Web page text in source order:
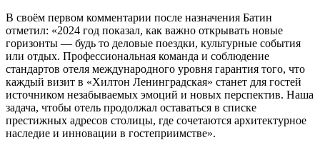
В своём первом комментарии после назначения Батин
отметил: «2024 год показал, как важно открывать новые
горизонты — будь то деловые поездки, культурные события
или отдых. Профессиональная команда и соблюдение
стандартов отеля международного уровня гарантия того, что
каждый визит в «Хилтон Ленинградская» станет для гостей
источником незабываемых эмоций и новых перспектив. Наша
задача, чтобы отель продолжал оставаться в списке
престижных адресов столицы, где сочетаются архитектурное
наследие и инновации в гостеприимстве».